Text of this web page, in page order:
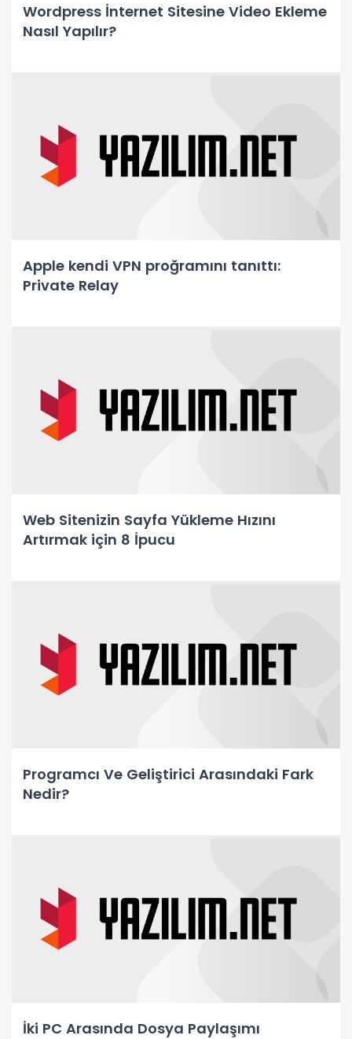
Wordpress İnternet Sitesine Video Ekleme
Nasıl Yapılır?
Apple kendi VPN proğramını tanıttı:
Private Relay
Web Sitenizin Sayfa Yükleme Hızını
Artırmak için 8 İpucu
Programcı Ve Geliştirici Arasındaki Fark
Nedir?
İki PC Arasında Dosya Paylaşımı